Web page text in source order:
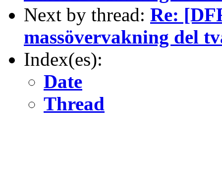
Next by thread: Re:
massövervakning del
Index(es):
Date
Thread